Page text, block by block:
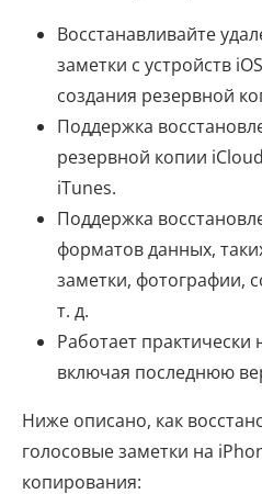
Восстанавливайте
заметки с устройств
создания резервной
Поддержка
резервной копии
iTunes.
Поддержка
форматов данных,
заметки, фотографии,
т. д.
Работает практически
включая последнюю
Ниже описано, как
голосовые заметки на
копирования: